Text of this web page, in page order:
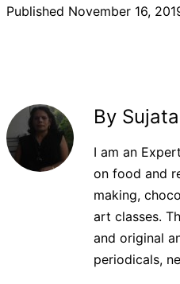
Published November 16,
By
I am an
on food and
making,
art classes.
and original
periodicals,